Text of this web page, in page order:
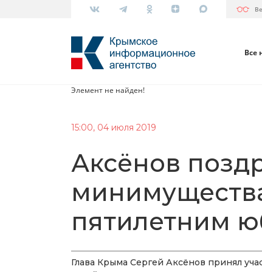
Все
Элемент не найден!
15:00, 04 июля 2019
Аксёнов
пятилетним
Глава Крыма Сергей Аксёнов принял